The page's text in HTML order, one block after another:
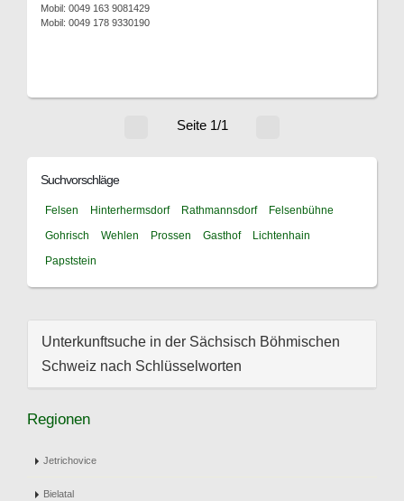
Mobil: 0049 163 9081429
Mobil: 0049 178 9330190
Seite 1/1
Suchvorschläge
Felsen Hinterhermsdorf Rathmannsdorf
Felsenbühne
Gohrisch
Wehlen Prossen Gasthof
Lichtenhain
Papststein
Unterkunftsuche in der Sächsisch Böhmischen
Schweiz nach Schlüsselworten
Regionen
Jetrichovice
Bielatal